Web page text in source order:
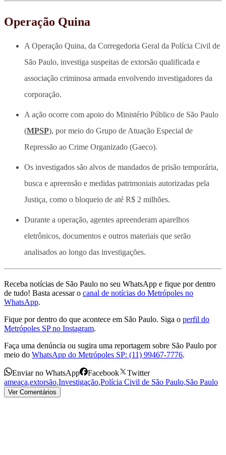
Operação Quina
A Operação Quina, da Corregedoria Geral da Polícia Civil de
São Paulo, investiga suspeitas de extorsão qualificada e
associação criminosa armada envolvendo investigadores da
corporação.
A ação ocorre com apoio do Ministério Público de São Paulo
(MPSP), por meio do Grupo de Atuação Especial de
Repressão ao Crime Organizado (Gaeco).
Os investigados são alvos de mandados de prisão temporária,
busca e apreensão e medidas patrimoniais autorizadas pela
Justiça, como o bloqueio de até R$ 2 milhões.
Durante a operação, agentes apreenderam aparelhos
eletrônicos, documentos e outros materiais que serão
analisados ao longo das investigações.
Receba notícias de São Paulo no seu WhatsApp e fique por dentro
de tudo! Basta acessar o canal de notícias do Metrópoles no
WhatsApp.
Fique por dentro do que acontece em São Paulo. Siga o perfil do
Metrópoles SP no Instagram.
Faça uma denúncia ou sugira uma reportagem sobre São Paulo por
meio do WhatsApp do Metrópoles SP: (11) 99467-7776.
Enviar no WhatsApp Facebook
Twitter
ameaça,extorsão,Investigação,Polícia Civil de São Paulo,São Paulo
Ver Comentários